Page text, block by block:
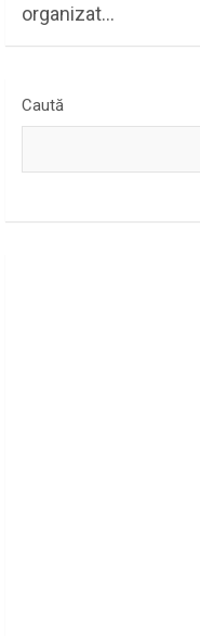
organizat…
Caută